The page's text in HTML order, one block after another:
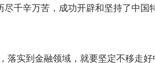
辛万苦，成功开辟和坚持了中国
实到金融领域，就要坚定不移走好